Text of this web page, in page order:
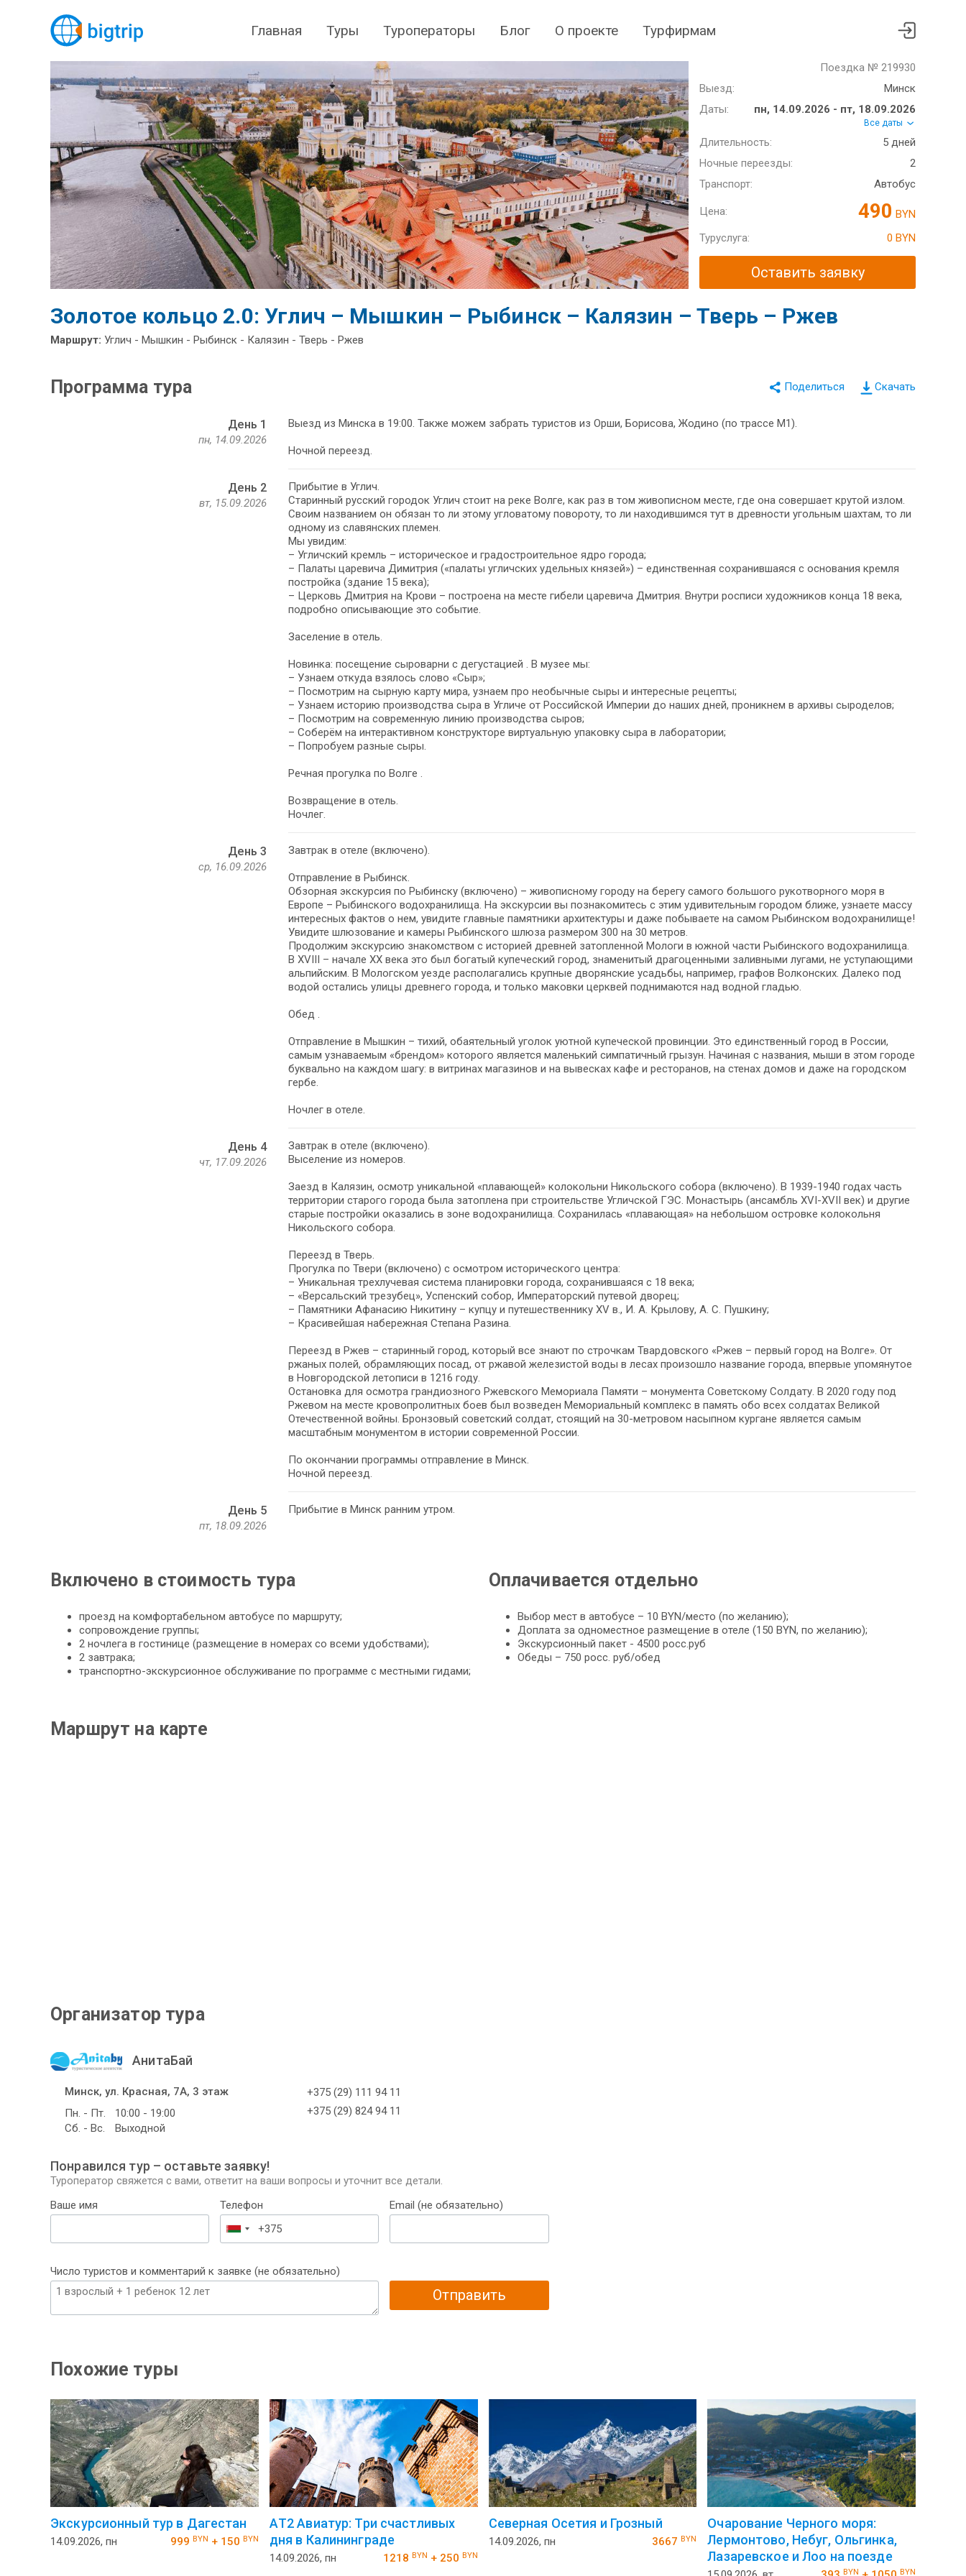
Главная Туры Туроператоры Блог О проекте Турфирмам
Поездка № 219930
Выезд:
Минск
Даты:
пн, 14.09.2026 - пт, 18.09.2026
Все даты
Длительность:
5 дней
Ночные переезды:
2
Транспорт:
Автобус
Цена: 490 BYN
Туруслуга:
0 BYN
Оставить заявку
Золотое кольцо 2.0: Углич – Мышкин – Рыбинск – Калязин – Тверь – Ржев
Маршрут: Углич - Мышкин - Рыбинск - Калязин - Тверь - Ржев
Скачать
Программа тура
День 1
пн, 14.09.2026
Выезд из Минска в 19:00. Также можем забрать туристов из Орши, Борисова, Жодино (по трассе М1).
Ночной переезд.
День 2
вт, 15.09.2026
Прибытие в Углич.
Старинный русский городок Углич стоит на реке Волге, как раз в том живописном месте, где она совершает крутой излом.
Своим названием он обязан то ли этому угловатому повороту, то ли находившимся тут в древности угольным шахтам, то ли
одному из славянских племен.
Мы увидим:
– Угличский кремль – историческое и градостроительное ядро города;
– Палаты царевича Димитрия («палаты угличских удельных князей») – единственная сохранившаяся с основания кремля
постройка (здание 15 века);
– Церковь Дмитрия на Крови – построена на месте гибели царевича Дмитрия. Внутри росписи художников конца 18 века,
подробно описывающие это событие.
Заселение в отель.
Новинка: посещение сыроварни с дегустацией . В музее мы:
– Узнаем откуда взялось слово «Сыр»;
– Посмотрим на сырную карту мира, узнаем про необычные сыры и интересные рецепты;
– Узнаем историю производства сыра в Угличе от Российской Империи до наших дней, проникнем в архивы сыроделов;
– Посмотрим на современную линию производства сыров;
– Соберём на интерактивном конструкторе виртуальную упаковку сыра в лаборатории;
– Попробуем ‍разные сыры.
Речная прогулка по Волге .
Возвращение в отель.
Ночлег.
День 3
ср, 16.09.2026
Завтрак в отеле (включено).
Отправление в Рыбинск.
Обзорная экскурсия по Рыбинску (включено) – живописному городу на берегу самого большого рукотворного моря в
Европе – Рыбинского водохранилища. На экскурсии вы познакомитесь с этим удивительным городом ближе, узнаете массу
интересных фактов о нем, увидите главные памятники архитектуры и даже побываете на самом Рыбинском водохранилище!
Увидите шлюзование и камеры Рыбинского шлюза размером 300 на 30 метров.
Продолжим экскурсию знакомством с историей древней затопленной Мологи в южной части Рыбинского водохранилища.
В XVIII – начале XX века это был богатый купеческий город, знаменитый драгоценными заливными лугами, не уступающими
альпийским. В Мологском уезде располагались крупные дворянские усадьбы, например, графов Волконских. Далеко под
водой остались улицы древнего города, и только маковки церквей поднимаются над водной гладью.
Обед .
Отправление в Мышкин – тихий, обаятельный уголок уютной купеческой провинции. Это единственный город в России,
самым узнаваемым «брендом» которого является маленький симпатичный грызун. Начиная с названия, мыши в этом городе
буквально на каждом шагу: в витринах магазинов и на вывесках кафе и ресторанов, на стенах домов и даже на городском
гербе.
Ночлег в отеле.
День 4
чт, 17.09.2026
Завтрак в отеле (включено).
Выселение из номеров.
Заезд в Калязин, осмотр уникальной «плавающей» колокольни Никольского собора (включено). В 1939-1940 годах часть
территории старого города была затоплена при строительстве Угличской ГЭС. Монастырь (ансамбль XVI-XVII век) и другие
старые постройки оказались в зоне водохранилища. Сохранилась «плавающая» на небольшом островке колокольня
Никольского собора.
Переезд в Тверь.
Прогулка по Твери (включено) с осмотром исторического центра:
– Уникальная трехлучевая система планировки города, сохранившаяся с 18 века;
– «Версальский трезубец», Успенский собор, Императорский путевой дворец;
– Памятники Афанасию Никитину – купцу и путешественнику XV в., И. А. Крылову, А. С. Пушкину;
– Красивейшая набережная Степана Разина.
Переезд в Ржев – старинный город, который все знают по строчкам Твардовского «Ржев – первый город на Волге». От
ржаных полей, обрамляющих посад, от ржавой железистой воды в лесах произошло название города, впервые упомянутое
в Новгородской летописи в 1216 году.
Остановка для осмотра грандиозного Ржевского Мемориала Памяти – монумента Советскому Солдату. В 2020 году под
Ржевом на месте кровопролитных боев был возведен Мемориальный комплекс в память обо всех солдатах Великой
Отечественной войны. Бронзовый советский солдат, стоящий на 30-метровом насыпном кургане является самым
масштабным монументом в истории современной России.
По окончании программы отправление в Минск.
Ночной переезд.
День 5
пт, 18.09.2026
Прибытие в Минск ранним утром.
Включено в стоимость тура
проезд на комфортабельном автобусе по маршруту;
сопровождение группы;
2 ночлега в гостинице (размещение в номерах со всеми удобствами);
2 завтрака;
транспортно-экскурсионное обслуживание по программе с местными гидами;
Оплачивается отдельно
Выбор мест в автобусе – 10 BYN/место (по желанию);
Доплата за одноместное размещение в отеле (150 BYN, по желанию);
Экскурсионный пакет - 4500 росс.руб
Обеды – 750 росс. руб/обед
Маршрут на карте
Организатор тура
АнитаБай
Минск, ул. Красная, 7А, 3 этаж
Пн. - Пт.
10:00 - 19:00
Сб. - Вс.
Выходной
+375 (29) 111 94 11
+375 (29) 824 94 11
Понравился тур – оставьте заявку!
Туроператор свяжется с вами, ответит на ваши вопросы и уточнит все детали.
Ваше имя
Телефон
Беларусь
+375
Email (не обязательно)
Число туристов и комментарий к заявке (не обязательно)
Отправить
Похожие туры
Экскурсионный тур в Дагестан
14.09.2026, пн 999 BYN + 150 BYN
АT2 Авиатур: Три счастливых
дня в Калининграде
14.09.2026, пн 1218 BYN + 250 BYN
Северная Осетия и Грозный
14.09.2026, пн 3667BYN
Очарование Черного моря:
Лермонтово, Небуг, Ольгинка,
Лазаревское и Лоо на поезде
BYN BYN